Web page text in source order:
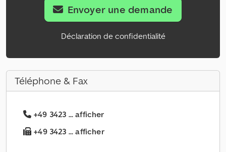
Envoyer une demande
Déclaration de confidentialité
Téléphone & Fax
+49 3423 ... afficher
+49 3423 ... afficher